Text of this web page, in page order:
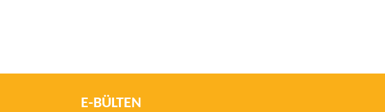
Ürün resmi kalitesiz, bozuk veya görüntülenemiyor.
E-BÜLTEN